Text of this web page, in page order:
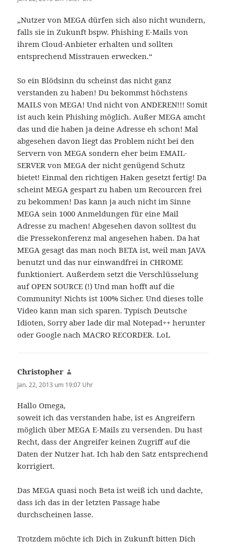
„Nutzer von MEGA dürfen sich also nicht wundern,
falls sie in Zukunft bspw. Phishing E-Mails von
ihrem Cloud-Anbieter erhalten und sollten
entsprechend Misstrauen erwecken.“
So ein Blödsinn du scheinst das nicht ganz
verstanden zu haben! Du bekommst höchstens
MAILS von MEGA! Und nicht von ANDEREN!!! Somit
ist auch kein Phishing möglich. Außer MEGA amcht
das und die haben ja deine Adresse eh schon! Mal
abgesehen davon liegt das Problem nicht bei den
Servern von MEGA sondern eher beim EMAIL-
SERVER von MEGA der nicht genügend Schutz
bietet! Einmal den richtigen Haken gesetzt fertig! Da
scheint MEGA gespart zu haben um Recourcen frei
zu bekommen! Das kann ja auch nicht im Sinne
MEGA sein 1000 Anmeldungen für eine Mail
Adresse zu machen! Abgesehen davon solltest du
die Pressekonferenz mal angesehen haben. Da hat
MEGA gesagt das man noch BETA ist, weil man JAVA
benutzt und das nur einwandfrei in CHROME
funktioniert. Außerdem setzt die Verschlüsselung
auf OPEN SOURCE (!) Und man hofft auf die
Community! Nichts ist 100% Sicher. Und dieses tolle
Video kann man sich sparen. Typisch Deutsche
Idioten, Sorry aber lade dir mal Notepad++ herunter
oder Google nach MACRO RECORDER. LoL
Christopher
Jan. 22, 2013 um 19:07 Uhr
Hallo Omega,
soweit ich das verstanden habe, ist es Angreifern
möglich über MEGA E-Mails zu versenden. Du hast
Recht, dass der Angreifer keinen Zugriff auf die
Daten der Nutzer hat. Ich hab den Satz entsprechend
korrigiert.
Das MEGA quasi noch Beta ist weiß ich und dachte,
dass ich das in der letzten Passage habe
durchscheinen lasse.
Trotzdem möchte ich Dich in Zukunft bitten Dich